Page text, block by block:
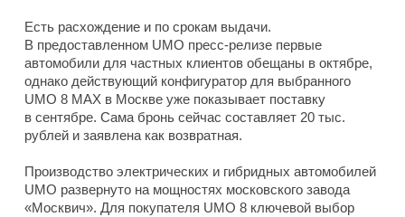
Есть расхождение и по срокам выдачи.
В предоставленном UMO пресс-релизе первые
автомобили для частных клиентов обещаны в октябре,
однако действующий конфигуратор для выбранного
UMO 8 MAX в Москве уже показывает поставку
в сентябре. Сама бронь сейчас составляет 20 тыс.
рублей и заявлена как возвратная.
Производство электрических и гибридных автомобилей
UMO развернуто на мощностях московского завода
«Москвич». Для покупателя UMO 8 ключевой выбор